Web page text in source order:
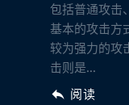
包括普通攻击
基本的攻击方
较为强力的攻
击则是...
阅读